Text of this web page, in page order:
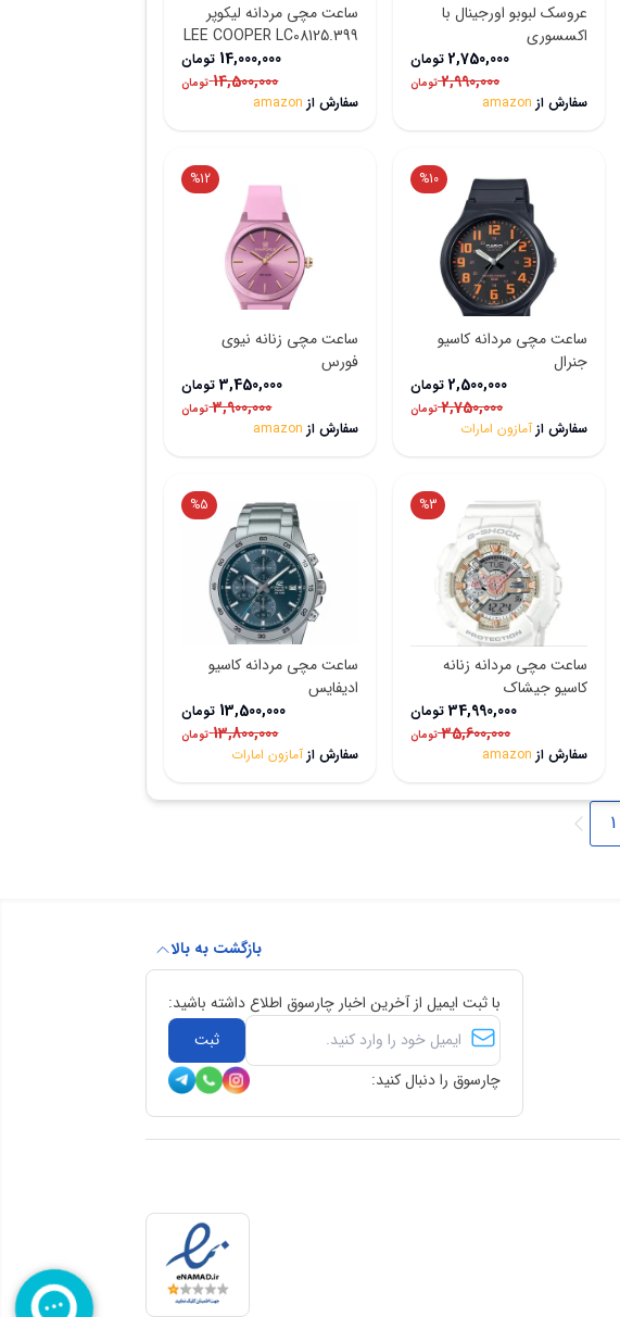
عروسک لبوبو اورجینال با
اکسسوری
2,750,000 تومان
2,990,000 تومان
سفارش از amazon
ساعت مچی مردانه لیکوپر
LEE COOPER LC08125.399
14,000,000 تومان
14,500,000 تومان
سفارش از amazon
%10
ساعت مچی مردانه کاسیو
جنرال
2,500,000 تومان
2,750,000 تومان
سفارش از آمازون امارات
%12
ساعت مچی زنانه نیوی
فورس
3,450,000 تومان
3,900,000 تومان
سفارش از amazon
%3
ساعت مچی مردانه زنانه
کاسیو جیشاک
34,990,000 تومان
35,600,000 تومان
سفارش از amazon
%5
ساعت مچی مردانه کاسیو
ادیفایس
13,500,000 تومان
13,800,000 تومان
سفارش از آمازون امارات
1
بازگشت به بالا
با ثبت ایمیل از آخرین اخبار چارسوق اطلاع داشته باشید:
ثبت
چارسوق را دنبال کنید: